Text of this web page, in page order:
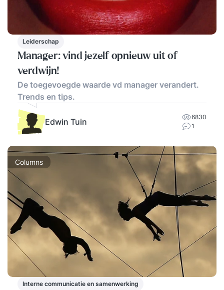
Leiderschap
Manager: vind jezelf opnieuw uit of
verdwijn!
De toegevoegde waarde vd manager verandert.
Trends en tips.
Edwin Tuin
6830
1
Columns
Interne communicatie en samenwerking